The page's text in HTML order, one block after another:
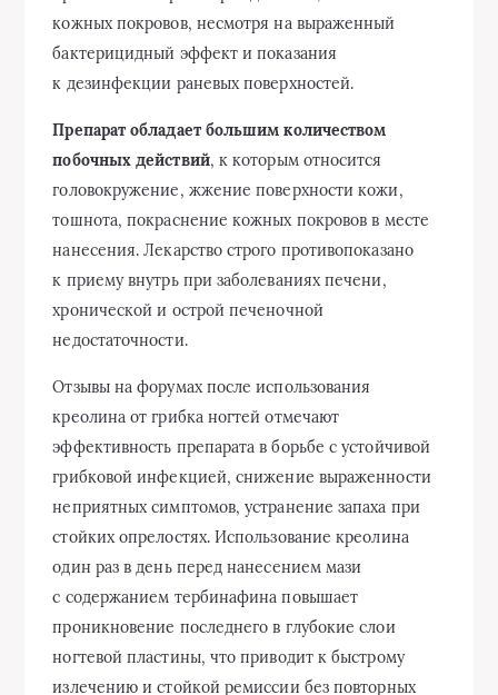
кожных покровов, несмотря на выраженный
бактерицидный эффект и показания
к дезинфекции раневых поверхностей.
Препарат обладает большим количеством
побочных действий, к которым относится
головокружение, жжение поверхности кожи,
тошнота, покраснение кожных покровов в месте
нанесения. Лекарство строго противопоказано
к приему внутрь при заболеваниях печени,
хронической и острой печеночной
недостаточности.
Отзывы на форумах после использования
креолина от грибка ногтей отмечают
эффективность препарата в борьбе с устойчивой
грибковой инфекцией, снижение выраженности
неприятных симптомов, устранение запаха при
стойких опрелостях. Использование креолина
один раз в день перед нанесением мази
с содержанием тербинафина повышает
проникновение последнего в глубокие слои
ногтевой пластины, что приводит к быстрому
излечению и стойкой ремиссии без повторных